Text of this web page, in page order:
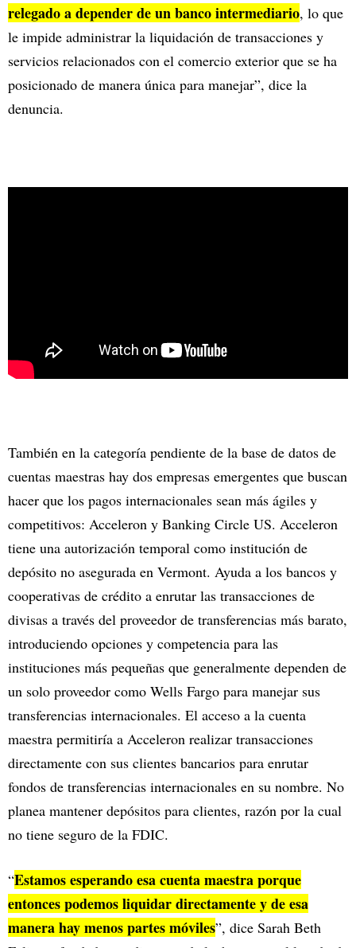
relegado a depender de un banco intermediario, lo que
le impide administrar la liquidación de transacciones y
servicios relacionados con el comercio exterior que se ha
posicionado de manera única para manejar”, dice la
denuncia.
También en la categoría pendiente de la base de datos de
cuentas maestras hay dos empresas emergentes que buscan
hacer que los pagos internacionales sean más ágiles y
competitivos: Acceleron y Banking Circle US. Acceleron
tiene una autorización temporal como institución de
depósito no asegurada en Vermont. Ayuda a los bancos y
cooperativas de crédito a enrutar las transacciones de
divisas a través del proveedor de transferencias más barato,
introduciendo opciones y competencia para las
instituciones más pequeñas que generalmente dependen de
un solo proveedor como Wells Fargo para manejar sus
transferencias internacionales. El acceso a la cuenta
maestra permitiría a Acceleron realizar transacciones
directamente con sus clientes bancarios para enrutar
fondos de transferencias internacionales en su nombre. No
planea mantener depósitos para clientes, razón por la cual
no tiene seguro de la FDIC.
“Estamos esperando esa cuenta maestra porque
entonces podemos liquidar directamente y de esa
manera hay menos partes móviles”, dice Sarah Beth